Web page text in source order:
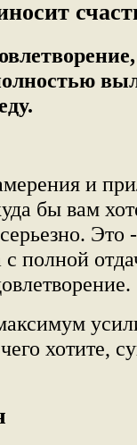
и
бы вам
Это
с полной
хотите,